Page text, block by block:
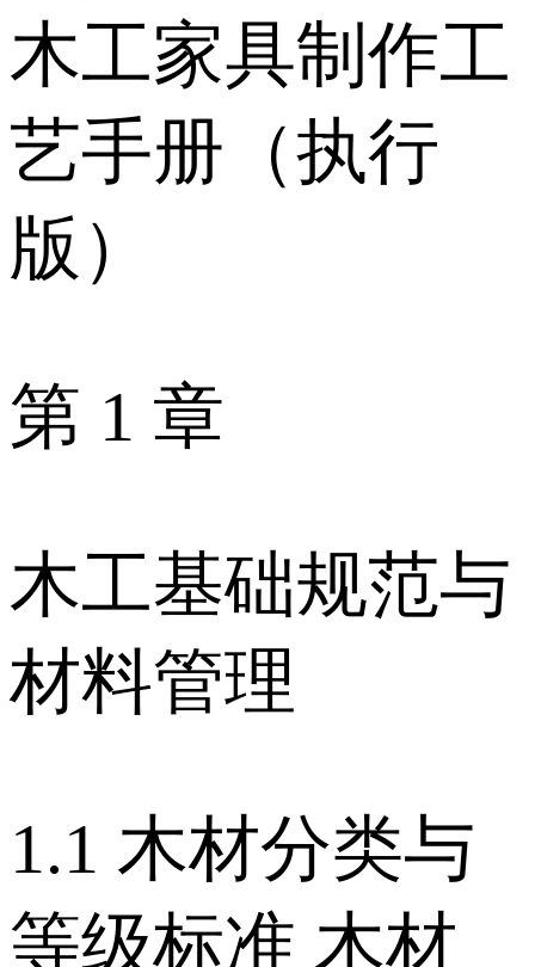
木工家具制作工
艺手册（执行
版）
第 1 章
木工基础规范与
材料管理
1.1 木材分类与
等级标准 木材